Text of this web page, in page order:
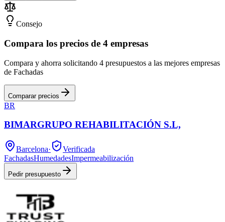
Consejo
Compara los precios de 4 empresas
Compara y ahorra solicitando 4 presupuestos a las mejores empresas
de Fachadas
Comparar precios
BR
BIMARGRUPO REHABILITACIÓN S.L,
Barcelona·
Verificada
FachadasHumedadesImpermeabilización
Pedir presupuesto